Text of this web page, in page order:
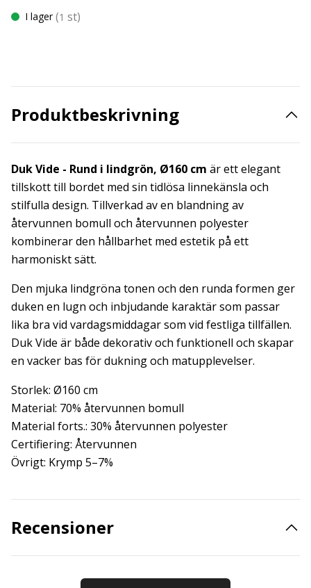
I lager (1 st)
Produktbeskrivning
Duk Vide - Rund i lindgrön, Ø160 cm är ett elegant
tillskott till bordet med sin tidlösa linnekänsla och
stilfulla design. Tillverkad av en blandning av
återvunnen bomull och återvunnen polyester
kombinerar den hållbarhet med estetik på ett
harmoniskt sätt.
Den mjuka lindgröna tonen och den runda formen ger
duken en lugn och inbjudande karaktär som passar
lika bra vid vardagsmiddagar som vid festliga tillfällen.
Duk Vide är både dekorativ och funktionell och skapar
en vacker bas för dukning och matupplevelser.
Storlek: Ø160 cm
Material: 70% återvunnen bomull
Material forts.: 30% återvunnen polyester
Certifiering: Återvunnen
Övrigt: Krymp 5–7%
Recensioner